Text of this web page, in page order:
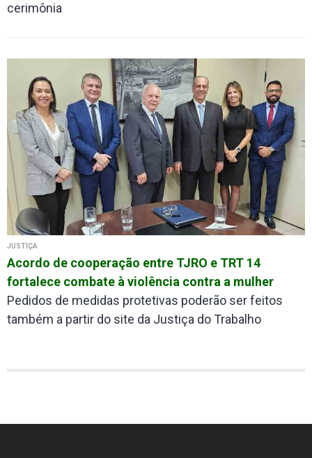
cerimônia
JUSTIÇA
Acordo de cooperação entre TJRO e TRT 14
fortalece combate à violência contra a mulher
Pedidos de medidas protetivas poderão ser feitos
também a partir do site da Justiça do Trabalho